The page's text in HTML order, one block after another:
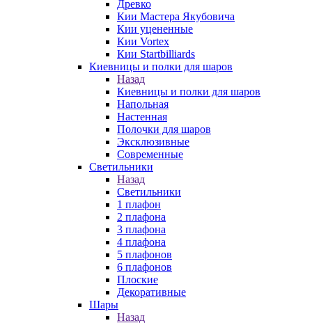
Древко
Кии Мастера Якубовича
Кии уцененные
Кии Vortex
Кии Startbilliards
Киевницы и полки для шаров
Назад
Киевницы и полки для шаров
Напольная
Настенная
Полочки для шаров
Эксклюзивные
Современные
Светильники
Назад
Светильники
1 плафон
2 плафона
3 плафона
4 плафона
5 плафонов
6 плафонов
Плоские
Декоративные
Шары
Назад